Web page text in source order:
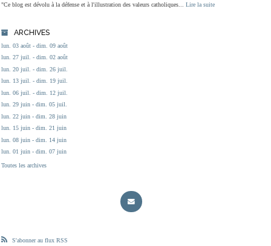
"Ce blog est dévolu à la défense et à l'illustration des valeurs catholiques... Lire la suite
ARCHIVES
lun. 03 août - dim. 09 août
lun. 27 juil. - dim. 02 août
lun. 20 juil. - dim. 26 juil.
lun. 13 juil. - dim. 19 juil.
lun. 06 juil. - dim. 12 juil.
lun. 29 juin - dim. 05 juil.
lun. 22 juin - dim. 28 juin
lun. 15 juin - dim. 21 juin
lun. 08 juin - dim. 14 juin
lun. 01 juin - dim. 07 juin
Toutes les archives
S'abonner au flux RSS